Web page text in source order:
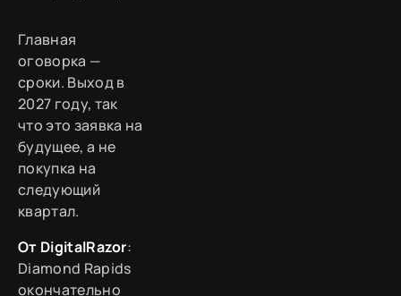
Главная
оговорка —
сроки. Выход в
2027 году, так
что это заявка на
будущее, а не
покупка на
следующий
квартал.
От DigitalRazor:
Diamond Rapids
окончательно